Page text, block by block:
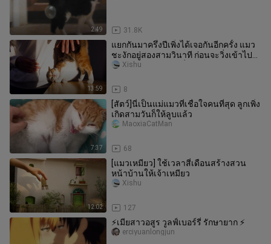
2:49 31.8K
13:59
แยกกันมาครึ่งปีเพิ่งได้เจอกันอีกครั้ง แมว
ชะงักอยู่สองสามวินาที ก่อนจะวิ่งเข้าไป
คลอเคลียอย่างบ้าคลั่ง
8
Xishu
7:37
[สัตว์]นี่เป็นแม่แมวที่เชื่อใจคนที่สุด ลูกเพิ่ง
เกิดสามวันก็ให้ลูบแล้ว
68
MaoxiaCatMan
12:02
[แมวเหมียว] ใช้เวลาสี่เดือนสร้างสวน
หน้าบ้านให้เจ้าเหมียว
127
Xishu
⚡เมียสาวอสูร วูลฟ์เบอร์รี่ รักษายาก ⚡
erciyuanlongjun